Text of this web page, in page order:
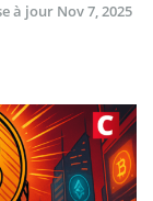
à jour Nov 7, 2025